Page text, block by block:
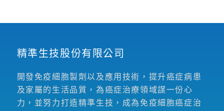
精準生技股份有限公司
開發免疫細胞製劑以及應用技術，提升癌症病患
及家屬的生活品質，為癌症治療領域謀一份心
力，並努力打造精準生技，成為免疫細胞癌症治